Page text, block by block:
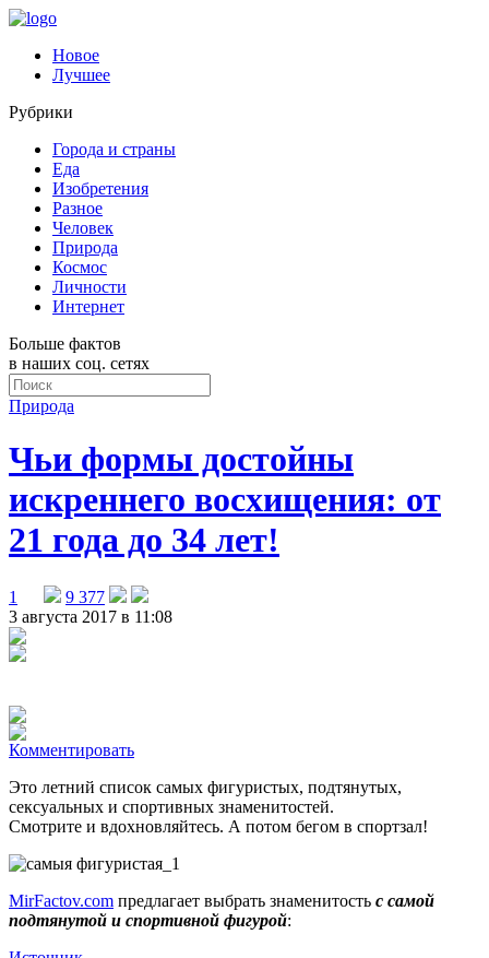
Новое
Лучшее
Рубрики
Города и страны
Еда
Изобретения
Разное
Человек
Природа
Космос
Личности
Интернет
Больше фактов
в наших соц. сетях
Природа
Чьи формы достойны
искреннего восхищения: от
21 года до 34 лет!
1
9 377
3 августа 2017 в 11:08
Комментировать
Это летний список самых фигуристых, подтянутых,
сексуальных и спортивных знаменитостей.
Смотрите и вдохновляйтесь. А потом бегом в спортзал!
MirFactov.com предлагает выбрать знаменитость с самой
подтянутой и спортивной фигурой: